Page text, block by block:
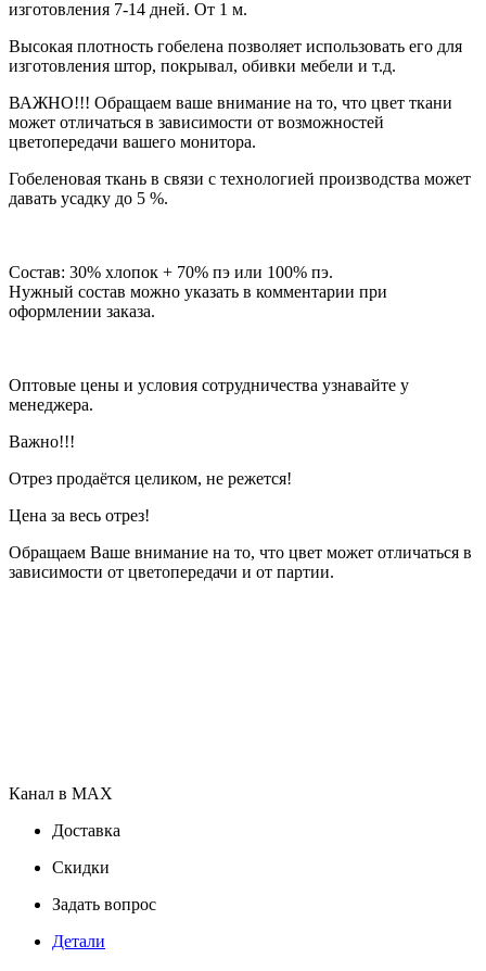
изготовления 7-14 дней. От 1 м.
Высокая плотность гобелена позволяет использовать его для
изготовления штор, покрывал, обивки мебели и т.д.
ВАЖНО!!! Обращаем ваше внимание на то, что цвет ткани
может отличаться в зависимости от возможностей
цветопередачи вашего монитора.
Гобеленовая ткань в связи с технологией производства может
давать усадку до 5 %.
Состав: 30% хлопок + 70% пэ или 100% пэ.
Нужный состав можно указать в комментарии при
оформлении заказа.
Оптовые цены и условия сотрудничества узнавайте у
менеджера.
Важно!!!
Отрез продаётся целиком, не режется!
Цена за весь отрез!
Обращаем Ваше внимание на то, что цвет может отличаться в
зависимости от цветопередачи и от партии.
Канал в MAX
Доставка
Скидки
Задать вопрос
Детали